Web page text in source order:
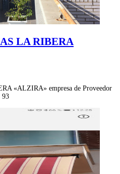
LA RIBERA
«ALZIRA» empresa de Proveedor
93